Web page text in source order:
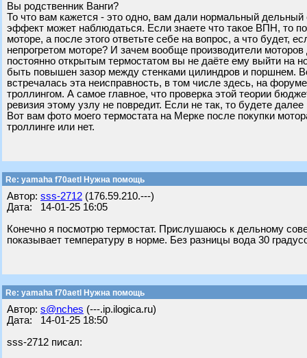
Вы родственник Ванги?
То что вам кажется - это одно, вам дали нормальный дельный
эффект может наблюдаться. Если знаете что такое ВПН, то
моторе, а после этого ответьте себе на вопрос, а что будет,
непрогретом моторе? И зачем вообще производители
постоянно открытым термостатом вы не даёте ему выйти на
быть повышен зазор между стенками цилиндров и поршнем.
встречалась эта неисправность, в том числе здесь, на
троллингом. А самое главное, что проверка этой теории
ревизия этому узлу не повредит. Если не так, то будете
Вот вам фото моего термостата на Мерке после покупки
троллинге или нет.
Re: yamaha f70aetl Нужна помощь
Автор: sss-2712 (176.59.210.---)
Дата: 14-01-25 16:05
Конечно я посмотрю термостат. Прислушаюсь к дельному
показывает температуру в норме. Без разницы вода 30
Re: yamaha f70aetl Нужна помощь
Автор: s@nches (---.ip.ilogica.ru)
Дата: 14-01-25 18:50
sss-2712 писал: